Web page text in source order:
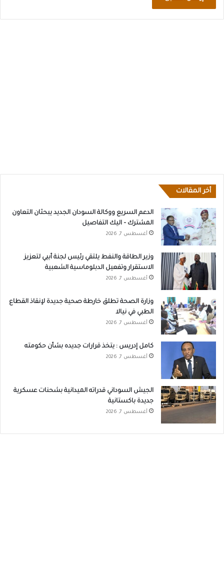
أخر المقالات
الدعم السريع ووكالة السودان الجديد يبحثان التعاون
المشترك – اليك التفاصيل
أغسطس 7, 2026
وزير الطاقة والنفط يلتقي رئيس لجنة أبيي لتعزيز
الاستقرار وتفعيل الدبلوماسية الشعبية
أغسطس 7, 2026
وزارة الصحة تطلق خارطة صحية جديدة لإنقاذ القطاع
الطبي في نيالا
أغسطس 7, 2026
كامل إدريس : يتخذ قرارات جديده بشأن حكومته
أغسطس 7, 2026
الجيش السوداني قدراته الميدانية بشحنات عسكرية
جديدة باكستانية
أغسطس 7, 2026